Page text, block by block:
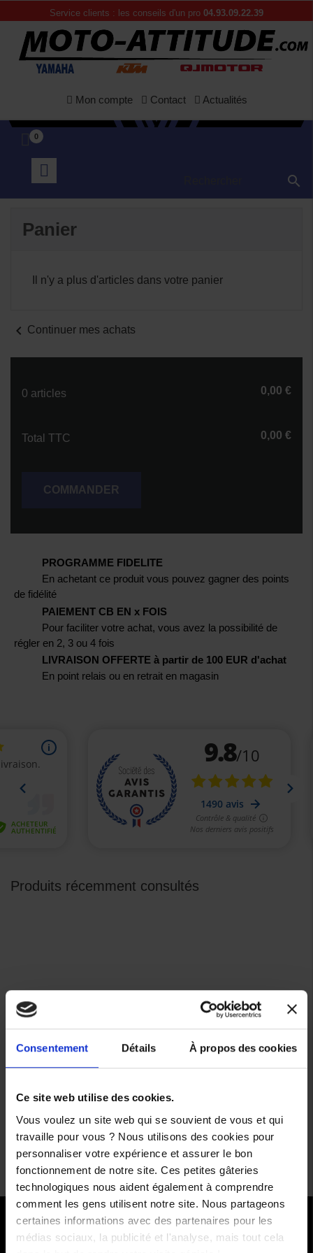
Consentement Détails À propos des cookies
Ce site web utilise des cookies.
Vous voulez un site web qui se souvient de vous et qui
travaille pour vous ? Nous utilisons des cookies pour
personnaliser votre expérience et assurer le bon
fonctionnement de notre site. Ces petites gâteries
technologiques nous aident également à comprendre
comment les gens utilisent notre site. Nous partageons
certaines informations avec des partenaires pour les
médias sociaux, la publicité et l'analyse, mais tout cela
Service clients : les conseils d'un pro 04.93.09.22.39
Mon compte Contact Actualités
0

Panier
Il n'y a plus d'articles dans votre panier
chevron_left Continuer mes achats
0 articles 0,00 €
Total TTC 0,00 €
COMMANDER
PROGRAMME FIDELITE
En achetant ce produit vous pouvez gagner des points
de fidélité
PAIEMENT CB EN x FOIS
Pour faciliter votre achat, vous avez la possibilité de
régler en 2, 3 ou 4 fois
LIVRAISON OFFERTE à partir de 100 EUR d'achat
En point relais ou en retrait en magasin
Produits récemment consultés
PAIEMENTS SÉCURISÉS